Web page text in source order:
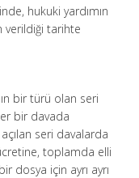
hukuki yardımın
verildiği tarihte
bir türü olan seri
bir davada
seri davalarda
toplamda elli
dosya için ayrı ayrı